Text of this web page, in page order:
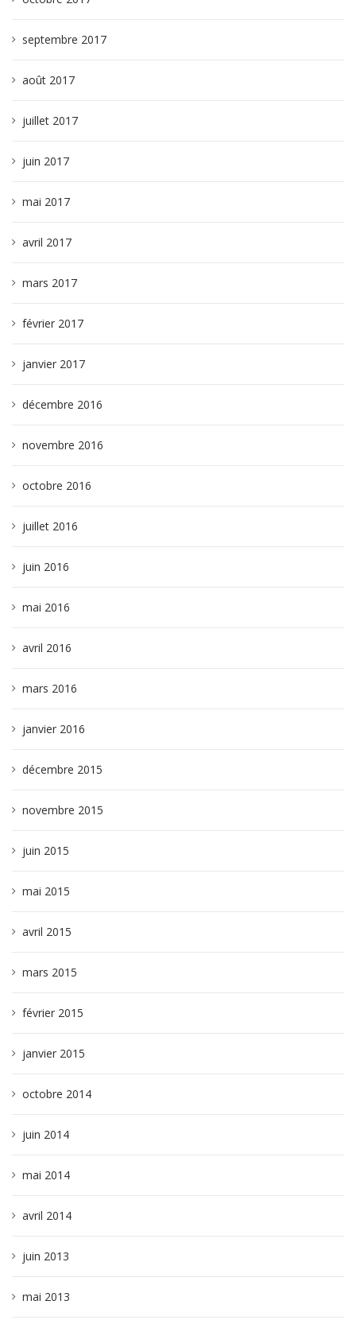
septembre 2017
août 2017
juillet 2017
juin 2017
mai 2017
avril 2017
mars 2017
février 2017
janvier 2017
décembre 2016
novembre 2016
octobre 2016
juillet 2016
juin 2016
mai 2016
avril 2016
mars 2016
janvier 2016
décembre 2015
novembre 2015
juin 2015
mai 2015
avril 2015
mars 2015
février 2015
janvier 2015
octobre 2014
juin 2014
mai 2014
avril 2014
juin 2013
mai 2013